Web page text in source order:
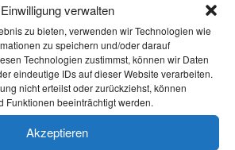
Einwilligung verwalten
zu bieten, verwenden wir Technologien wie
zu speichern und/oder darauf
Technologien zustimmst, können wir Daten
eindeutige IDs auf dieser Website verarbeiten.
nicht erteilst oder zurückziehst, können
Funktionen beeinträchtigt werden.
Akzeptieren
ca. 1 Woche
Sozialdarlehen
Sozialdarlehen zu